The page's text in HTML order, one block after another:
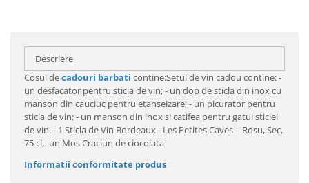
Descriere
Cosul decadouri barbati contine:Setul de vin cadou contine: -
un desfacator pentru sticla de vin; - un dop de sticla din inox cu
manson din cauciuc pentru etanseizare; - un picurator pentru
sticla de vin; - un manson din inox si catifea pentru gatul sticlei
de vin. - 1 Sticla de Vin Bordeaux - Les Petites Caves – Rosu, Sec,
75 cl,- un Mos Craciun de ciocolata
Informatii conformitate produs